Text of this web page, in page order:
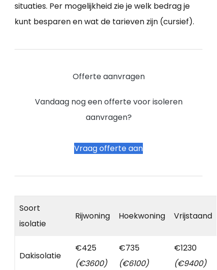
situaties. Per mogelijkheid zie je welk bedrag je
kunt besparen en wat de tarieven zijn (cursief).
Offerte aanvragen
Vandaag nog een offerte voor isoleren
aanvragen?
Vraag offerte aan
Soort
isolatie
Rijwoning Hoekwoning Vrijstaand
Dakisolatie
€425
(€3600)
€735
(€6100)
€1230
(€9400)